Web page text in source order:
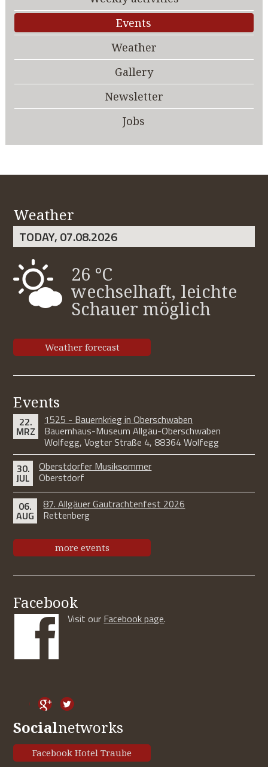
Events
Weather
Gallery
Newsletter
Jobs
Weather
TODAY, 07.08.2026
26 °C
wechselhaft, leichte
Schauer möglich
Weather forecast
Events
22.
MRZ
1525 - Bauernkrieg in Oberschwaben
Bauernhaus-Museum Allgäu-Oberschwaben
Wolfegg, Vogter Straße 4, 88364 Wolfegg
30.
JUL
Oberstdorfer Musiksommer
Oberstdorf
06.
AUG
87. Allgäuer Gautrachtenfest 2026
Rettenberg
more events
Facebook
Visit our Facebook page.
Socialnetworks
Facebook Hotel Traube